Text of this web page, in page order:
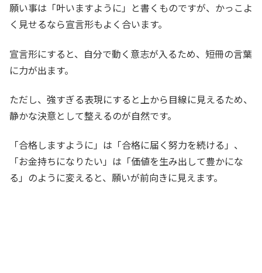
願い事は「叶いますように」と書くものですが、かっこよ
く見せるなら宣言形もよく合います。
宣言形にすると、自分で動く意志が入るため、短冊の言葉
に力が出ます。
ただし、強すぎる表現にすると上から目線に見えるため、
静かな決意として整えるのが自然です。
「合格しますように」は「合格に届く努力を続ける」、
「お金持ちになりたい」は「価値を生み出して豊かにな
る」のように変えると、願いが前向きに見えます。